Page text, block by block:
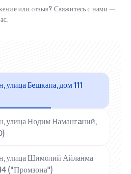
или отзыв? Свяжитесь с нами —
улица Бешкапа, дом 111
улица Нодим Намангaний,
улица Шимолий Айланма
("Промзона")